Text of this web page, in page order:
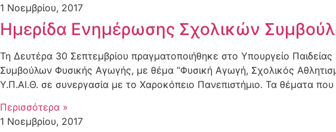
1 Νοεμβρίου, 2017
Ημερίδα Ενημέρωσης Σχολικών
Τη Δευτέρα 30 Σεπτεμβρίου πραγματοποιήθηκε στο Υπουργείο
Συμβούλων Φυσικής Αγωγής, με θέμα “Φυσική Αγωγή, Σχολικός
Υ.Π.ΑΙ.Θ. σε συνεργασία με το Χαροκόπειο Πανεπιστήμιο. Τα θέματα
Περισσότερα »
1 Νοεμβρίου, 2017